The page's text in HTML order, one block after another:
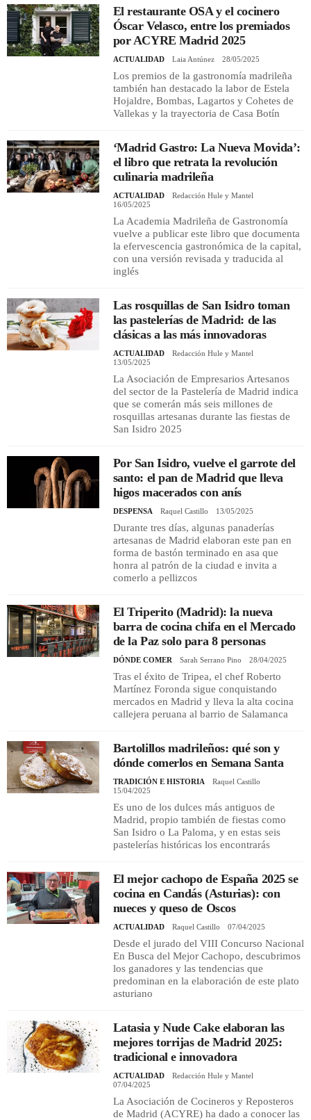
El restaurante OSA y el cocinero
Óscar Velasco, entre los premiados
por ACYRE Madrid 2025
ACTUALIDAD Laia Antúnez 28/05/2025
Los premios de la gastronomía madrileña
también han destacado la labor de Estela
Hojaldre, Bombas, Lagartos y Cohetes de
Vallekas y la trayectoria de Casa Botín
‘Madrid Gastro: La Nueva Movida’:
el libro que retrata la revolución
culinaria madrileña
ACTUALIDAD
Redacción Hule y Mantel
16/05/2025
La Academia Madrileña de Gastronomía
vuelve a publicar este libro que documenta
la efervescencia gastronómica de la capital,
con una versión revisada y traducida al
inglés
Las rosquillas de San Isidro toman
las pastelerías de Madrid: de las
clásicas a las más innovadoras
ACTUALIDAD
Redacción Hule y Mantel
13/05/2025
La Asociación de Empresarios Artesanos
del sector de la Pastelería de Madrid indica
que se comerán más seis millones de
rosquillas artesanas durante las fiestas de
San Isidro 2025
Por San Isidro, vuelve el garrote del
santo: el pan de Madrid que lleva
higos macerados con anís
DESPENSA Raquel Castillo 13/05/2025
Durante tres días, algunas panaderías
artesanas de Madrid elaboran este pan en
forma de bastón terminado en asa que
honra al patrón de la ciudad e invita a
comerlo a pellizcos
El Triperito (Madrid): la nueva
barra de cocina chifa en el Mercado
de la Paz solo para 8 personas
DÓNDE COMER Sarah Serrano Pino 28/04/2025
Tras el éxito de Tripea, el chef Roberto
Martínez Foronda sigue conquistando
mercados en Madrid y lleva la alta cocina
callejera peruana al barrio de Salamanca
Bartolillos madrileños: qué son y
dónde comerlos en Semana Santa
TRADICIÓN E HISTORIA
Raquel Castillo
15/04/2025
Es uno de los dulces más antiguos de
Madrid, propio también de fiestas como
San Isidro o La Paloma, y en estas seis
pastelerías históricas los encontrarás
El mejor cachopo de España 2025 se
cocina en Candás (Asturias): con
nueces y queso de Oscos
ACTUALIDAD Raquel Castillo 07/04/2025
Desde el jurado del VIII Concurso Nacional
En Busca del Mejor Cachopo, descubrimos
los ganadores y las tendencias que
predominan en la elaboración de este plato
asturiano
Latasia y Nude Cake elaboran las
mejores torrijas de Madrid 2025:
tradicional e innovadora
ACTUALIDAD
Redacción Hule y Mantel
07/04/2025
La Asociación de Cocineros y Reposteros
de Madrid (ACYRE) ha dado a conocer las